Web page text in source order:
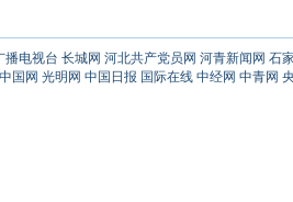
播电视台 长城网 河北共产党员网 河青新闻网 石
中国网 光明网 中国日报 国际在线 中经网 中青网